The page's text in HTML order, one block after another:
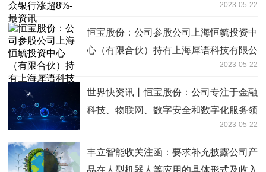
2023-05-22
恒宝股份：公司参股公司上海恒毓投资中
心（有限合伙）持有上海犀语科技有限公
2023-05-22
世界快资讯丨恒宝股份：公司专注于金融
科技、物联网、数字安全和数字化服务领
2023-05-22
丰立智能收关注函：要求补充披露公司产